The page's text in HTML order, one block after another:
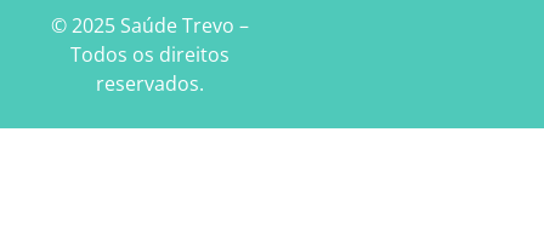
© 2025 Saúde Trevo –
Todos os direitos
reservados.